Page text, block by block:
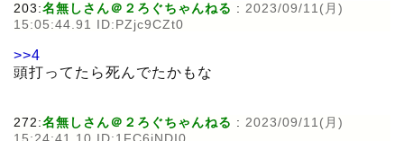
203:名無しさん＠２ろぐちゃんねる : 2023/09/11(月)
15:05:44.91 ID:PZjc9CZt0
>>4
頭打ってたら死んでたかもな
272:名無しさん＠２ろぐちゃんねる : 2023/09/11(月)